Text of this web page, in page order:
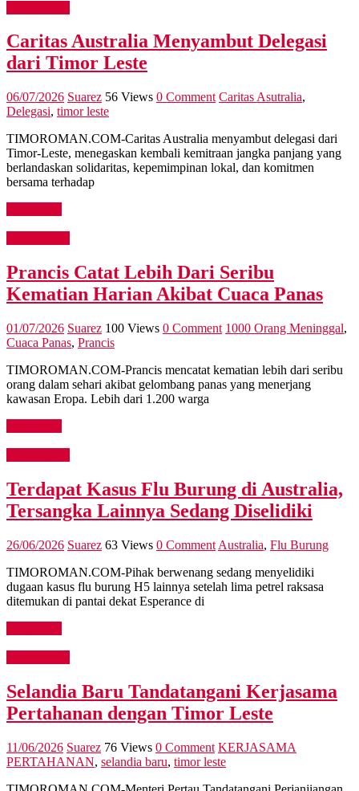
Caritas Australia Menyambut Delegasi
dari Timor Leste
06/07/2026 Suarez 56 Views 0 Comment Caritas Asutralia,
Delegasi, timor leste
TIMOROMAN.COM-Caritas Australia menyambut delegasi dari
Timor-Leste, menegaskan kembali kemitraan jangka panjang yang
berlandaskan solidaritas, kepemimpinan lokal, dan komitmen
bersama terhadap
Prancis Catat Lebih Dari Seribu
Kematian Harian Akibat Cuaca Panas
01/07/2026 Suarez 100 Views 0 Comment 1000 Orang Meninggal,
Cuaca Panas, Prancis
TIMOROMAN.COM-Prancis mencatat kematian lebih dari seribu
orang dalam sehari akibat gelombang panas yang menerjang
kawasan Eropa. Lebih dari 1.200 warga
Terdapat Kasus Flu Burung di Australia,
Tersangka Lainnya Sedang Diselidiki
26/06/2026 Suarez 63 Views 0 Comment Australia, Flu Burung
TIMOROMAN.COM-Pihak berwenang sedang menyelidiki
dugaan kasus flu burung H5 lainnya setelah lima petrel raksasa
ditemukan di pantai dekat Esperance di
Selandia Baru Tandatangani Kerjasama
Pertahanan dengan Timor Leste
11/06/2026 Suarez 76 Views 0 Comment KERJASAMA
PERTAHANAN, selandia baru, timor leste